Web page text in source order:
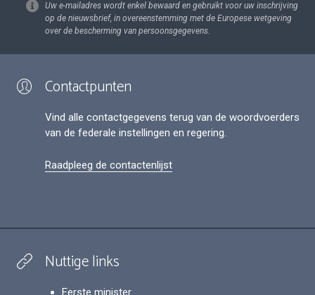
Uw e-mailadres wordt enkel bewaard en gebruikt voor uw inschrijving
op de nieuwsbrief, in overeenstemming met de Europese wetgeving
over de bescherming van persoonsgegevens.
Contactpunten
Vind alle contactgegevens terug van de woordvoerders
van de federale instellingen en regering.
Raadpleeg de contactenlijst
Nuttige links
Eerste minister